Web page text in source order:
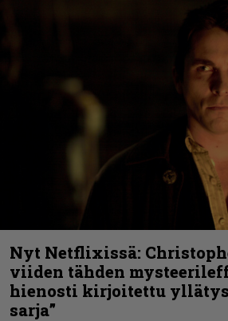
Nyt Netflixissä:
viiden tähden
hienosti kirjoitettu
sarja”